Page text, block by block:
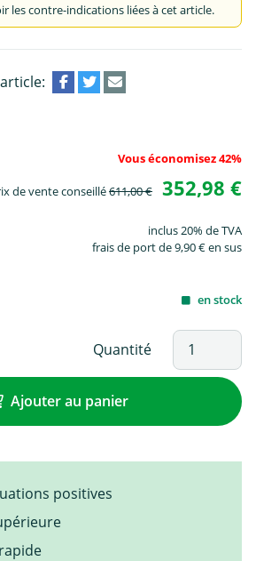
les contre-indications liées à cet article.
Vous économisez 42%
de vente conseillé611,00 € 352,98 €
inclus 20% de TVA
frais de port de 9,90 € en sus
en stock
Quantité
Ajouter au panier
positives